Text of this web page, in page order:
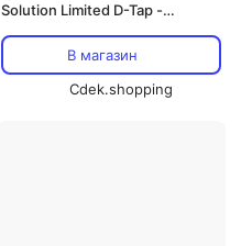
Solution Limited D-Tap -
Sony VENICE (1,5 м)
В магазин
Cdek.shopping